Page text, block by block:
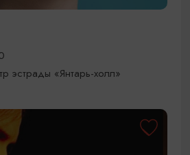
эстрады «Янтарь-холл»